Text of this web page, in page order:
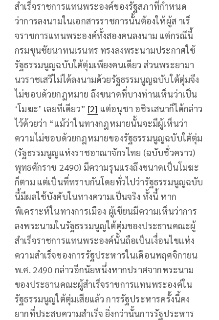
สำเร็จราชการแทนพระองค์ของรัฐสภาที่กำหนด
ว่าการลงนามในเอกสารราชการนั้นต้องให้ผู้ส าเร็
จราชการแทนพระองค์ทั้งสองคนลงนาม แต่กรณีนี้
กรมขุนชัยนาทนเรนทร ทรงลงพระนามประกาศใช้
รัฐธรรมนูญฉบับใต้ตุ่มเพียงคนเดียว ส่วนพระยามา
นวราชเสวีไม่ได้ลงนามด้วยรัฐธรรมนูญฉบับใต้ตุ่มจึง
ไม่ชอบด้วยกฎหมาย ถึงขนาดที่บางท่านเห็นว่าเป็น
‘โมฆะ’ เลยทีเดียว” [2] แต่อนุชา อชิรเสนาก็ได้กล่าว
ไว้ด้วยว่า “แม้ว่าในทางกฎหมายนั้นจะมีผู้เห็นว่า
ความไม่ชอบด้วยกฎหมายของรัฐธรรมนูญฉบับใต้ตุ่ม
(รัฐธรรมนูญแห่งราชอาณาจักรไทย (ฉบับชั่วคราว)
พุทธศักราช 2490) มีความรุนแรงถึงขนาดเป็นโมฆะ
ก็ตาม แต่เป็นที่ทราบกันโดยทั่วไปว่ารัฐธรรมนูญฉบับ
นี้มีผลใช้บังคับในทางความเป็นจริง ทั้งนี้ หาก
พิเคราะห์ในทางการเมือง ผู้เขียนมีความเห็นว่าการ
ลงพระนามในรัฐธรรมนูญใต้ตุ่มของประธานคณะผู้
สำเร็จราชการแทนพระองค์นั้นถือเป็นเงื่อนไขแห่ง
ความสำเร็จของการรัฐประหารในเดือนพฤศจิกายน
พ.ศ. 2490 กล่าวอีกนัยหนึ่งหากปราศจากพระนาม
ของประธานคณะผู้สำเร็จราชการแทนพระองค์ใน
รัฐธรรมนูญใต้ตุ่มเสียแล้ว การรัฐประหารครั้งนี้คง
ยากที่ประสบความสำเร็จ ยิ่งกว่านั้นการรัฐประหาร